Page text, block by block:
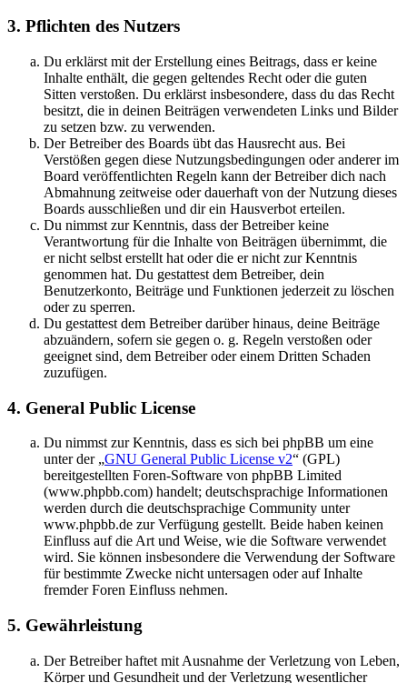
3. Pflichten des Nutzers
Du erklärst mit der Erstellung eines Beitrags, dass er keine
Inhalte enthält, die gegen geltendes Recht oder die guten
Sitten verstoßen. Du erklärst insbesondere, dass du das Recht
besitzt, die in deinen Beiträgen verwendeten Links und Bilder
zu setzen bzw. zu verwenden.
Der Betreiber des Boards übt das Hausrecht aus. Bei
Verstößen gegen diese Nutzungsbedingungen oder anderer im
Board veröffentlichten Regeln kann der Betreiber dich nach
Abmahnung zeitweise oder dauerhaft von der Nutzung dieses
Boards ausschließen und dir ein Hausverbot erteilen.
Du nimmst zur Kenntnis, dass der Betreiber keine
Verantwortung für die Inhalte von Beiträgen übernimmt, die
er nicht selbst erstellt hat oder die er nicht zur Kenntnis
genommen hat. Du gestattest dem Betreiber, dein
Benutzerkonto, Beiträge und Funktionen jederzeit zu löschen
oder zu sperren.
Du gestattest dem Betreiber darüber hinaus, deine Beiträge
abzuändern, sofern sie gegen o. g. Regeln verstoßen oder
geeignet sind, dem Betreiber oder einem Dritten Schaden
zuzufügen.
4. General Public License
Du nimmst zur Kenntnis, dass es sich bei phpBB um eine
unter der „GNU General Public License v2“ (GPL)
bereitgestellten Foren-Software von phpBB Limited
(www.phpbb.com) handelt; deutschsprachige Informationen
werden durch die deutschsprachige Community unter
www.phpbb.de zur Verfügung gestellt. Beide haben keinen
Einfluss auf die Art und Weise, wie die Software verwendet
wird. Sie können insbesondere die Verwendung der Software
für bestimmte Zwecke nicht untersagen oder auf Inhalte
fremder Foren Einfluss nehmen.
5. Gewährleistung
Der Betreiber haftet mit Ausnahme der Verletzung von Leben,
Körper und Gesundheit und der Verletzung wesentlicher